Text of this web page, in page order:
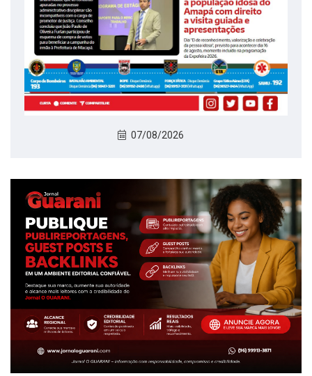
07/08/2026